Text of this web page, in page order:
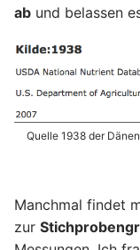
ab und belassen
Quelle 1938 der
Manchmal findet
zur